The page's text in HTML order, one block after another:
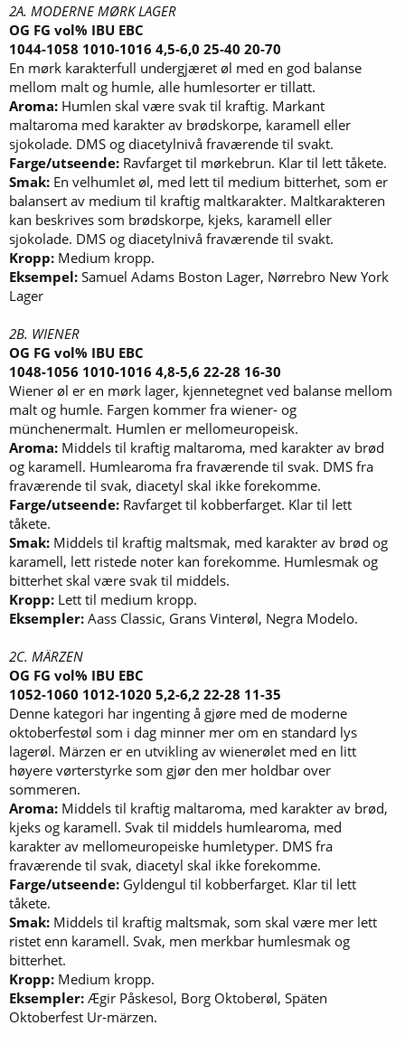
2A. MODERNE MØRK LAGER
OG FG vol% IBU EBC
1044-1058 1010-1016 4,5-6,0 25-40 20-70
En mørk karakterfull undergjæret øl med en god balanse
mellom malt og humle, alle humlesorter er tillatt.
Aroma: Humlen skal være svak til kraftig. Markant
maltaroma med karakter av brødskorpe, karamell eller
sjokolade. DMS og diacetylnivå fraværende til svakt.
Farge/utseende: Ravfarget til mørkebrun. Klar til lett tåkete.
Smak: En velhumlet øl, med lett til medium bitterhet, som er
balansert av medium til kraftig maltkarakter. Maltkarakteren
kan beskrives som brødskorpe, kjeks, karamell eller
sjokolade. DMS og diacetylnivå fraværende til svakt.
Kropp: Medium kropp.
Eksempel: Samuel Adams Boston Lager, Nørrebro New York
Lager
2B. WIENER
OG FG vol% IBU EBC
1048-1056 1010-1016 4,8-5,6 22-28 16-30
Wiener øl er en mørk lager, kjennetegnet ved balanse mellom
malt og humle. Fargen kommer fra wiener- og
münchenermalt. Humlen er mellomeuropeisk.
Aroma: Middels til kraftig maltaroma, med karakter av brød
og karamell. Humlearoma fra fraværende til svak. DMS fra
fraværende til svak, diacetyl skal ikke forekomme.
Farge/utseende: Ravfarget til kobberfarget. Klar til lett
tåkete.
Smak: Middels til kraftig maltsmak, med karakter av brød og
karamell, lett ristede noter kan forekomme. Humlesmak og
bitterhet skal være svak til middels.
Kropp: Lett til medium kropp.
Eksempler: Aass Classic, Grans Vinterøl, Negra Modelo.
2C. MÄRZEN
OG FG vol% IBU EBC
1052-1060 1012-1020 5,2-6,2 22-28 11-35
Denne kategori har ingenting å gjøre med de moderne
oktoberfestøl som i dag minner mer om en standard lys
lagerøl. Märzen er en utvikling av wienerølet med en litt
høyere vørterstyrke som gjør den mer holdbar over
sommeren.
Aroma: Middels til kraftig maltaroma, med karakter av brød,
kjeks og karamell. Svak til middels humlearoma, med
karakter av mellomeuropeiske humletyper. DMS fra
fraværende til svak, diacetyl skal ikke forekomme.
Farge/utseende: Gyldengul til kobberfarget. Klar til lett
tåkete.
Smak: Middels til kraftig maltsmak, som skal være mer lett
ristet enn karamell. Svak, men merkbar humlesmak og
bitterhet.
Kropp: Medium kropp.
Eksempler: Ægir Påskesol, Borg Oktoberøl, Späten
Oktoberfest Ur-märzen.